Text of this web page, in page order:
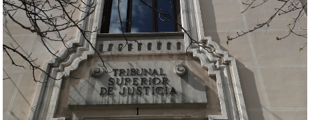
Rosario Miñano
Actualizado:18 de octubre de 2024, 21:15
Publicado: 18 de octubre de 2024, 13:39